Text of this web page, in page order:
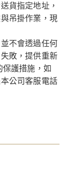
貨指定地址，
吊掛作業，現
不會透過任何
敗，提供重新
保護措施，如
公司客服電話